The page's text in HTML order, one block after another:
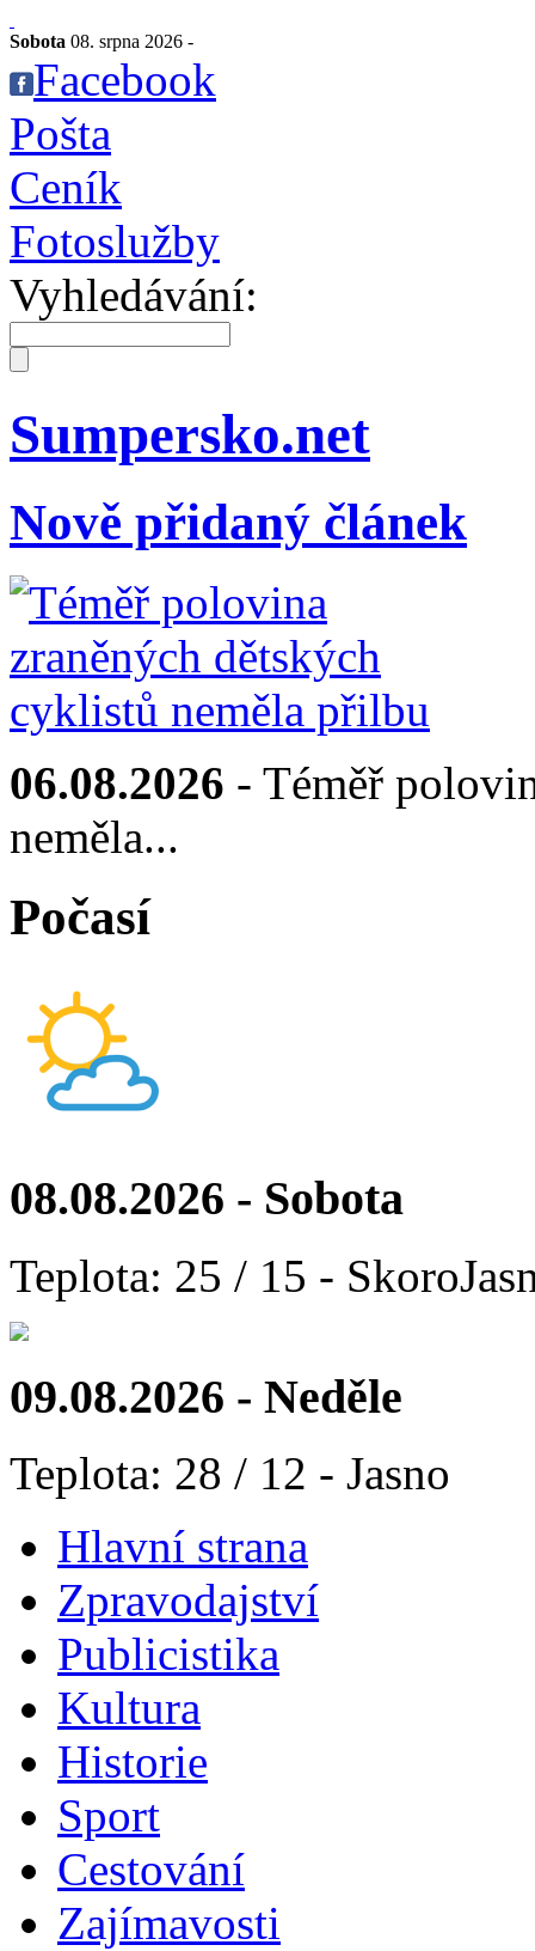
Sobota 08. srpna 2026 -
Facebook
Pošta
Ceník
Fotoslužby
Vyhledávání:
Sumpersko.net
Nově přidaný článek
06.08.2026 - Téměř
neměla...
Počasí
08.08.2026 - Sobota
Teplota: 25 / 15 -
09.08.2026 - Neděle
Teplota: 28 / 12 - Jasno
Hlavní strana
Zpravodajství
Publicistika
Kultura
Historie
Sport
Cestování
Zajímavosti